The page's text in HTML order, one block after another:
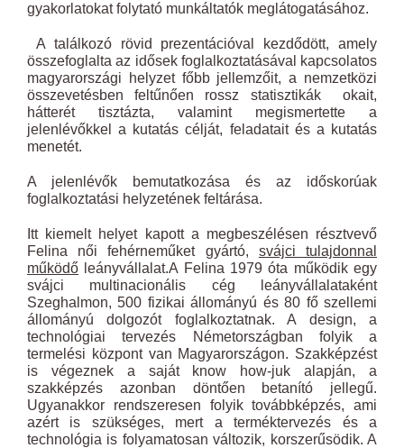
gyakorlatokat folytató munkáltatók meglátogatásához.
A találkozó rövid prezentációval kezdődött, amely
összefoglalta az idősek foglalkoztatásával kapcsolatos
magyarországi helyzet főbb jellemzőit, a nemzetközi
összevetésben feltűnően rossz statisztikák okait,
hátterét tisztázta, valamint megismertette a
jelenlévőkkel a kutatás célját, feladatait és a kutatás
menetét.
A jelenlévők bemutatkozása és az időskorúak
foglalkoztatási helyzetének feltárása.
Itt kiemelt helyet kapott a megbeszélésen résztvevő
Felina női fehérneműket gyártó, svájci tulajdonnal
működő leányvállalat.A Felina 1979 óta működik egy
svájci multinacionális cég leányvállalataként
Szeghalmon, 500 fizikai állományú és 80 fő szellemi
állományú dolgozót foglalkoztatnak. A design, a
technológiai tervezés Németországban folyik a
termelési központ van Magyarországon. Szakképzést
is végeznek a saját know how-juk alapján, a
szakképzés azonban döntően betanító jellegű.
Ugyanakkor rendszeresen folyik továbbképzés, ami
azért is szükséges, mert a terméktervezés és a
technológia is folyamatosan változik, korszerűsödik. A